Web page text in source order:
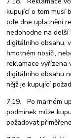
kupující o tom musí
ode dne uplatnění
nedohodne na delší
digitálního obsahu,
hmotném nosiči,
reklamace vyřízena
digitálního obsahu
nějž je kupující
7.19. Po marném
podmínek může
požadovat